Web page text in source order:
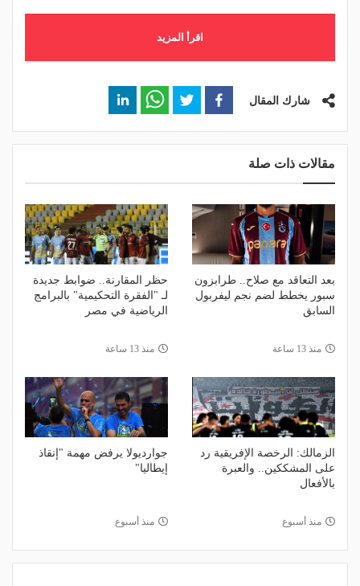
اقرأ المزيد
شارك المقال
مقالات ذات صلة
بعد التعاقد مع صلاح.. طرابزون
سبور يخطط لضم نجم ليفربول
السابق
منذ 13 ساعة
حظر المقارنة.. ضوابط جديدة
لـ "الفقرة التحكيمية" بالبرامج
الرياضية في مصر
منذ 13 ساعة
الزمالك: الرخصة الإفريقية رد
على المشككين.. والعبرة
بالأفعال
منذ أسبوع
جوارديولا يرفض مهمة "إنقاذ
إيطاليا"
منذ أسبوع